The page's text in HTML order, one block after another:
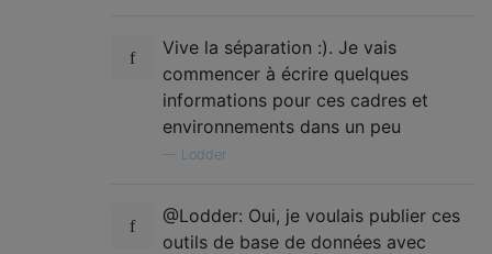
Vive la séparation :). Je vais
commencer à écrire quelques
informations pour ces cadres et
environnements dans un peu
Lodder
@Lodder: Oui, je voulais publier ces
outils de base de données avec